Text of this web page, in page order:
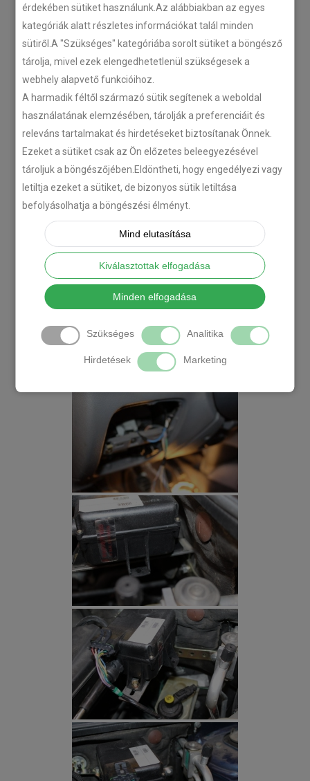
érdekében sütiket használunk.Az alábbiakban az egyes
kategóriák alatt részletes információkat talál minden
sütiről.A "Szükséges" kategóriába sorolt sütiket a böngésző
tárolja, mivel ezek elengedhetetlenül szükségesek a
webhely alapvető funkcióihoz.
A harmadik féltől származó sütik segítenek a weboldal
használatának elemzésében, tárolják a preferenciáit és
releváns tartalmakat és hirdetéseket biztosítanak Önnek.
Ezeket a sütiket csak az Ön előzetes beleegyezésével
tároljuk a böngészőjében.Eldöntheti, hogy engedélyezi vagy
letiltja ezeket a sütiket, de bizonyos sütik letiltása
befolyásolhatja a böngészési élményt.
Mind elutasítása
Kiválasztottak elfogadása
Minden elfogadása
Szükséges Analitika
Hirdetések Marketing